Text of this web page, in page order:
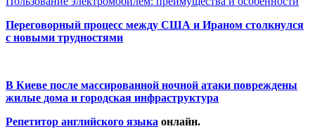
Переговорный процесс между США и Ираном столкнулся
с новыми трудностями
В Киеве после массированной ночной атаки повреждены
жилые дома и городская инфраструктура
Репетитор английского языка онлайн.